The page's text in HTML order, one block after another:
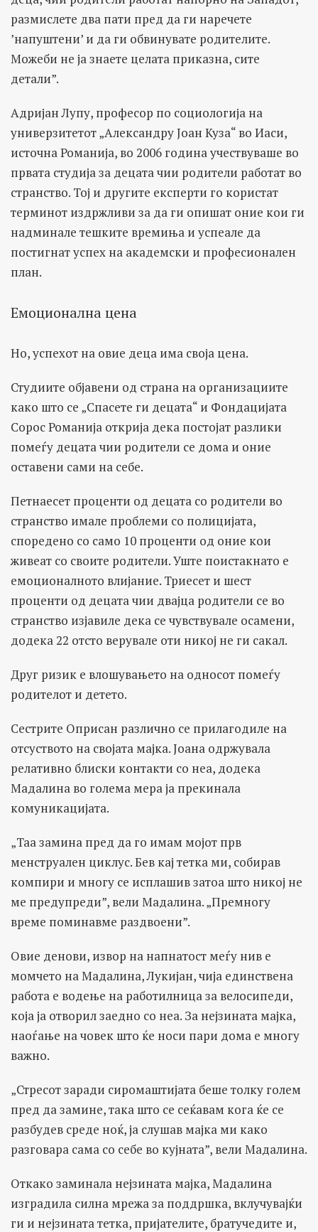
размислете два пати пред да ги наречете
’напуштени’ и да ги обвинувате родителите.
Можеби не ја знаете целата приказна, сите
детали”.
Адријан Лупу, професор по социологија на
универзитетот „Александру Јоан Куза“ во Иаси,
источна Романија, во 2006 година учествуваше во
првата студија за децата чии родители работат во
странство. Тој и другите експерти го користат
терминот издржливи за да ги опишат оние кои ги
надминале тешките времиња и успеале да
постигнат успех на академски и професионален
план.
Емоционална цена
Но, успехот на овие деца има своја цена.
Студиите објавени од страна на организациите
како што се „Спасете ги децата“ и Фондацијата
Сорос Романија открија дека постојат разлики
помеѓу децата чии родители се дома и оние
оставени сами на себе.
Петнаесет проценти од децата со родители во
странство имале проблеми со полицијата,
споредено со само 10 проценти од оние кои
живеат со своите родители. Уште поистакнато е
емоционалното влијание. Триесет и шест
проценти од децата чии двајца родители се во
странство изјавиле дека се чувствувале осамени,
додека 22 отсто верувале оти никој не ги сакал.
Друг ризик е влошувањето на односот помеѓу
родителот и детето.
Сестрите Оприсан различно се прилагодиле на
отсуството на својата мајка. Јоана одржувала
релативно блиски контакти со неа, додека
Мадалина во голема мера ја прекинала
комуникацијата.
„Таа замина пред да го имам мојот прв
менструален циклус. Бев кај тетка ми, собирав
компири и многу се исплашив затоа што никој не
ме предупреди”, вели Мадалина. „Премногу
време поминавме раздвоени”.
Овие денови, извор на напнатост меѓу нив е
момчето на Мадалина, Лукијан, чија единствена
работа е водење на работилница за велосипеди,
која ја отворил заедно со неа. За нејзината мајка,
наоѓање на човек што ќе носи пари дома е многу
важно.
„Стресот заради сиромаштијата беше толку голем
пред да замине, така што се сеќавам кога ќе се
разбудев среде ноќ, ја слушав мајка ми како
разговара сама со себе во кујната”, вели Мадалина.
Откако заминала нејзината мајка, Мадалина
изградила силна мрежа за поддршка, вклучувајќи
ги и нејзината тетка, пријателите, братучедите и,